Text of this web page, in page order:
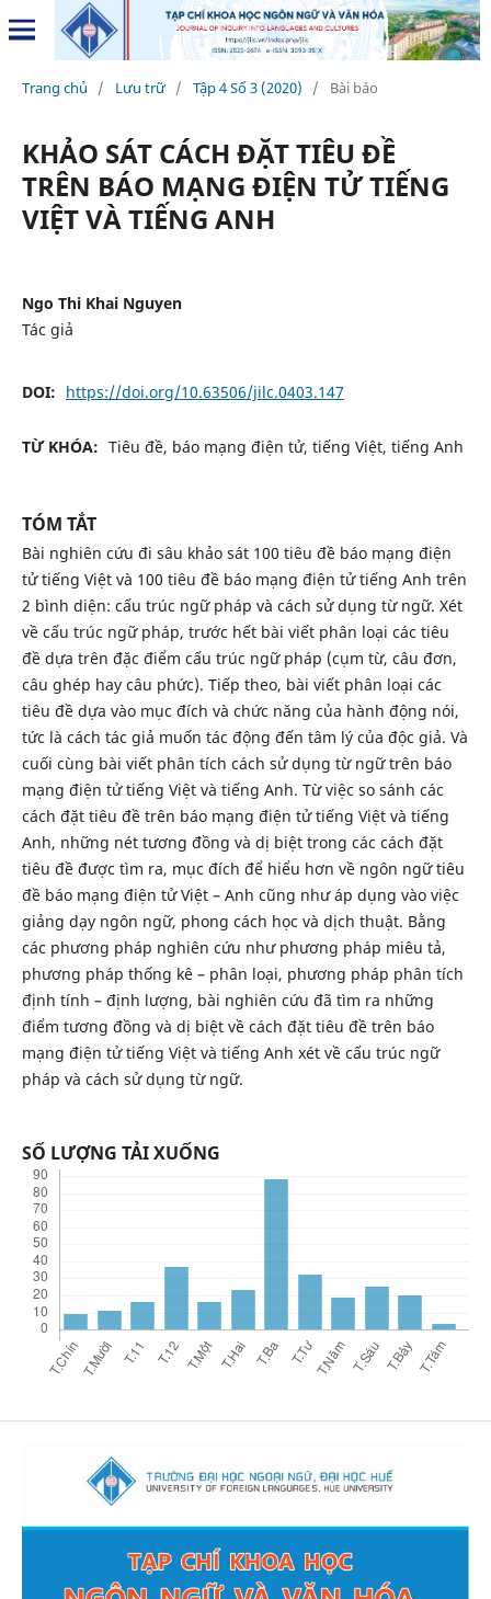
Trang chủ / Lưu trữ / Tập 4 Số 3 (2020) / Bài báo
KHẢO SÁT CÁCH ĐẶT TIÊU ĐỀ
TRÊN BÁO MẠNG ĐIỆN TỬ TIẾNG
VIỆT VÀ TIẾNG ANH
Ngo Thi Khai Nguyen
Tác giả
DOI: https://doi.org/10.63506/jilc.0403.147
TỪ KHÓA: Tiêu đề, báo mạng điện tử, tiếng Việt, tiếng Anh
TÓM TẮT
Bài nghiên cứu đi sâu khảo sát 100 tiêu đề báo mạng điện
tử tiếng Việt và 100 tiêu đề báo mạng điện tử tiếng Anh trên
2 bình diện: cấu trúc ngữ pháp và cách sử dụng từ ngữ. Xét
về cấu trúc ngữ pháp, trước hết bài viết phân loại các tiêu
đề dựa trên đặc điểm cấu trúc ngữ pháp (cụm từ, câu đơn,
câu ghép hay câu phức). Tiếp theo, bài viết phân loại các
tiêu đề dựa vào mục đích và chức năng của hành động nói,
tức là cách tác giả muốn tác động đến tâm lý của độc giả. Và
cuối cùng bài viết phân tích cách sử dụng từ ngữ trên báo
mạng điện tử tiếng Việt và tiếng Anh. Từ việc so sánh các
cách đặt tiêu đề trên báo mạng điện tử tiếng Việt và tiếng
Anh, những nét tương đồng và dị biệt trong các cách đặt
tiêu đề được tìm ra, mục đích để hiểu hơn về ngôn ngữ tiêu
đề báo mạng điện tử Việt – Anh cũng như áp dụng vào việc
giảng dạy ngôn ngữ, phong cách học và dịch thuật. Bằng
các phương pháp nghiên cứu như phương pháp miêu tả,
phương pháp thống kê – phân loại, phương pháp phân tích
định tính – định lượng, bài nghiên cứu đã tìm ra những
điểm tương đồng và dị biệt về cách đặt tiêu đề trên báo
mạng điện tử tiếng Việt và tiếng Anh xét về cấu trúc ngữ
pháp và cách sử dụng từ ngữ.
SỐ LƯỢNG TẢI XUỐNG